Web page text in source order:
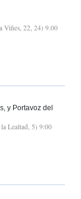
Viñes, 22, 24) 9.00
y Portavoz del
Lealtad, 5) 9:00